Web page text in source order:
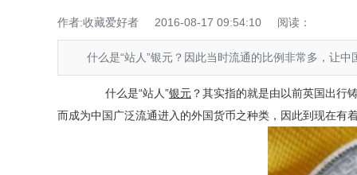
作者:收藏爱好者 2016-08-17 09:54:10 阅读：
什么是“站人”银元？因此当时流通的比例非常多，让中
什么是“站人”银元 ？其实指的就是由以前英国出行
而成为中国广泛流通进入的外国货币之种类，因此到现在有